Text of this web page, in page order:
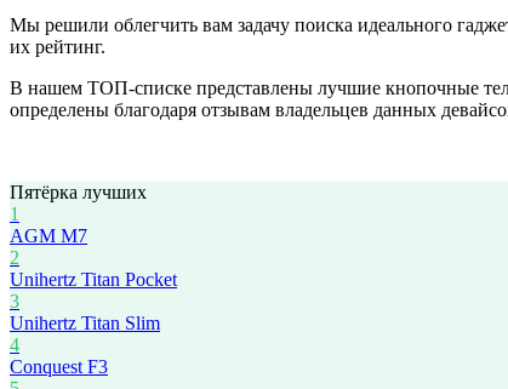
Мы решили облегчить вам задачу поиска идеального
их рейтинг.
В нашем ТОП-списке представлены лучшие кнопочные
определены благодаря отзывам владельцев данных
Пятёрка лучших
1
AGM M7
2
Unihertz Titan Pocket
3
Unihertz Titan Slim
4
Conquest F3